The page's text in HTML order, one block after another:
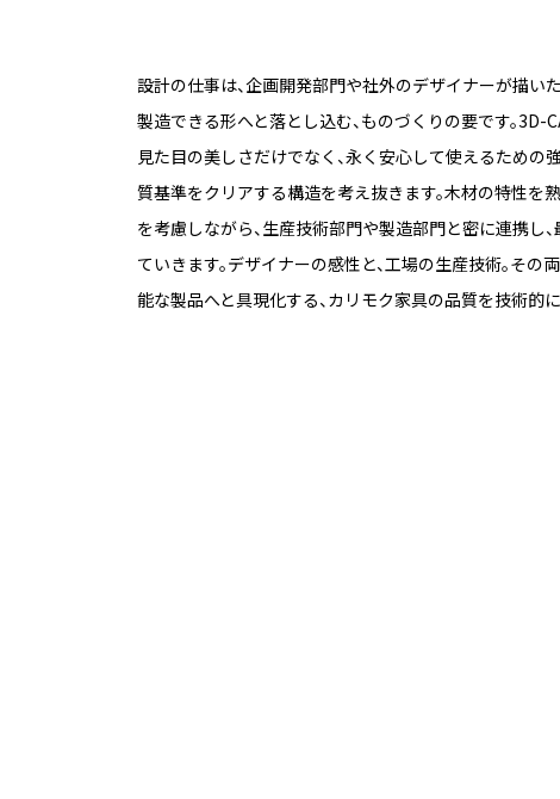
設計の仕事は、企画開発部門や社外のデザイナーが描い
製造できる形へと落とし込む、ものづくりの要です。3D-
見た目の美しさだけでなく、永く安心して使えるための
質基準をクリアする構造を考え抜きます。木材の特性を
を考慮しながら、生産技術部門や製造部門と密に連携し
ていきます。デザイナーの感性と、工場の生産技術。その
能な製品へと具現化する、カリモク家具の品質を技術的